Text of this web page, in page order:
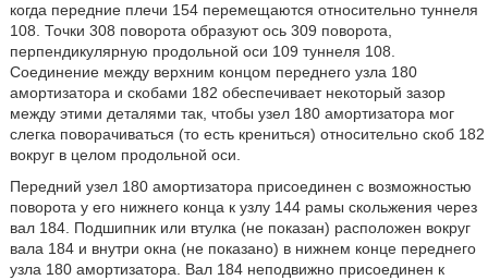
когда передние плечи 154 перемещаются относительно туннеля
108. Точки 308 поворота образуют ось 309 поворота,
перпендикулярную продольной оси 109 туннеля 108.
Соединение между верхним концом переднего узла 180
амортизатора и скобами 182 обеспечивает некоторый зазор
между этими деталями так, чтобы узел 180 амортизатора мог
слегка поворачиваться (то есть крениться) относительно скоб 182
вокруг в целом продольной оси.
Передний узел 180 амортизатора присоединен с возможностью
поворота у его нижнего конца к узлу 144 рамы скольжения через
вал 184. Подшипник или втулка (не показан) расположен вокруг
вала 184 и внутри окна (не показано) в нижнем конце переднего
узла 180 амортизатора. Вал 184 неподвижно присоединен к